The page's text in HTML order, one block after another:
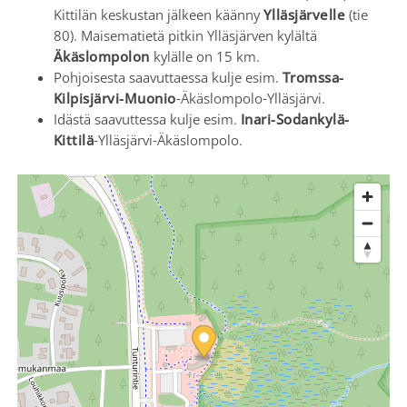
Kittilän keskustan jälkeen käännyYlläsjärvelle (tie
80). Maisematietä pitkin Ylläsjärven kylältä
Äkäslompolon kylälle on 15 km.
Pohjoisesta saavuttaessa kulje esim. Tromssa-
Kilpisjärvi-Muonio-Äkäslompolo-Ylläsjärvi.
Idästä saavuttessa kulje esim. Inari-Sodankylä-
Kittilä-Ylläsjärvi-Äkäslompolo.